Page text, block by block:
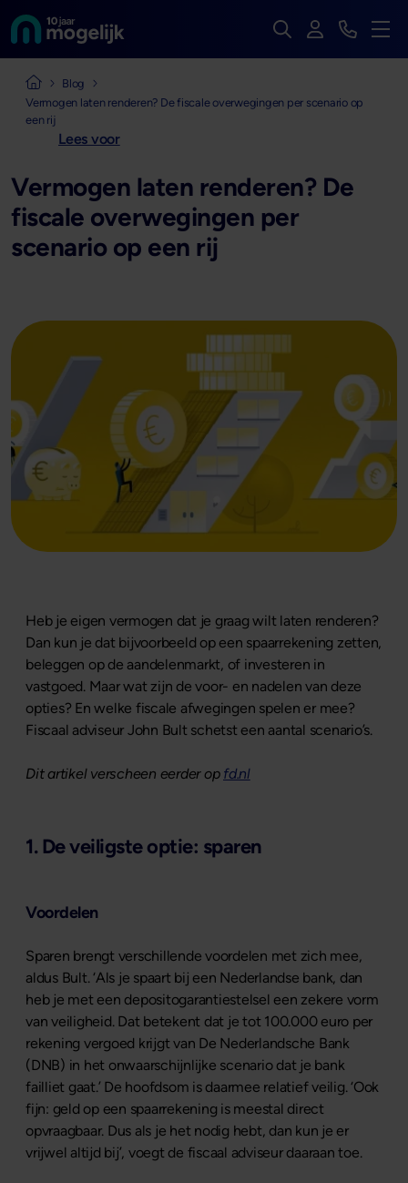
Naar de homepage van Zoek op de hele
InloggenBekijk
Menu
Naar de homepage van Mogelijk Vastgoedfinancieringen
Blog
Vermogen laten renderen? De fiscale overwegingen per scenario op
een rij
Lees voor
Vermogen laten renderen? De
fiscale overwegingen per
scenario op een rij
Heb je eigen vermogen dat je graag wilt laten renderen?
Dan kun je dat bijvoorbeeld op een spaarrekening zetten,
beleggen op de aandelenmarkt, of investeren in
vastgoed. Maar wat zijn de voor- en nadelen van deze
opties? En welke fiscale afwegingen spelen er mee?
Fiscaal adviseur John Bult schetst een aantal scenario’s.
Dit artikel verscheen eerder op fd.nl
1. De veiligste optie: sparen
Voordelen
Sparen brengt verschillende voordelen met zich mee,
aldus Bult. ‘Als je spaart bij een Nederlandse bank, dan
heb je met een depositogarantiestelsel een zekere vorm
van veiligheid. Dat betekent dat je tot 100.000 euro per
rekening vergoed krijgt van De Nederlandsche Bank
(DNB) in het onwaarschijnlijke scenario dat je bank
failliet gaat.’ De hoofdsom is daarmee relatief veilig. ‘Ook
fijn: geld op een spaarrekening is meestal direct
opvraagbaar. Dus als je het nodig hebt, dan kun je er
vrijwel altijd bij’, voegt de fiscaal adviseur daaraan toe.